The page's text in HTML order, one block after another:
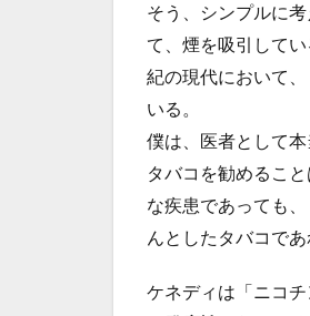
そう、シンプルに
て、煙を吸引して
紀の現代において
いる。
僕は、医者として
タバコを勧めるこ
な疾患であっても
んとしたタバコで
ケネディは「ニコ